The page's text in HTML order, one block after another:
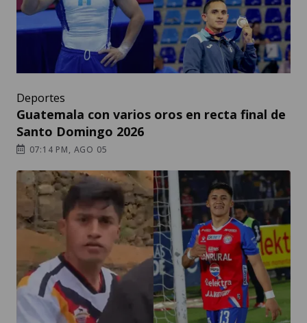
Deportes
Guatemala con varios oros en recta final de
Santo Domingo 2026
07:14 PM, AGO 05